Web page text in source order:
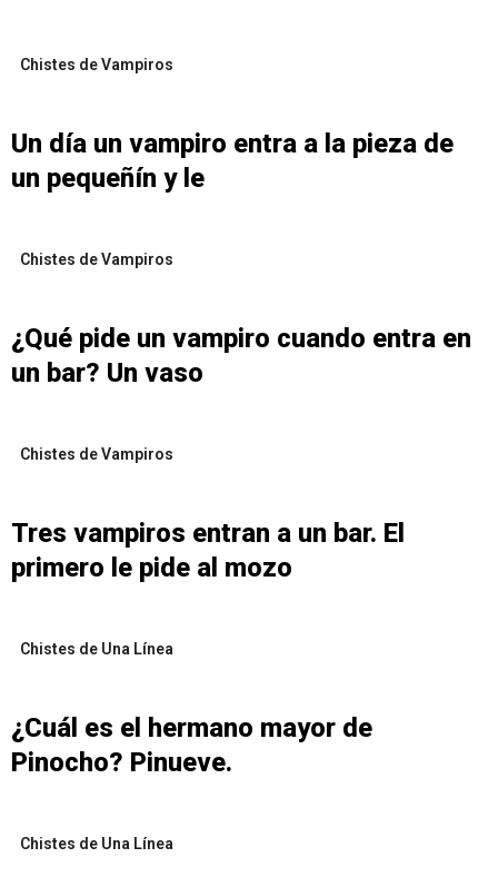
Chistes de Vampiros
Un día un vampiro entra a la pieza de
un pequeñín y le
Chistes de Vampiros
¿Qué pide un vampiro cuando entra en
un bar? Un vaso
Chistes de Vampiros
Tres vampiros entran a un bar. El
primero le pide al mozo
Chistes de Una Línea
¿Cuál es el hermano mayor de
Pinocho? Pinueve.
Chistes de Una Línea